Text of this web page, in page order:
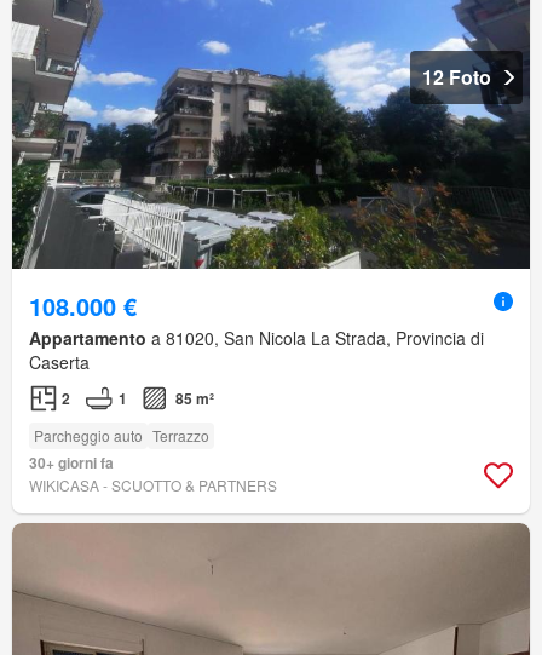
12 Foto
108.000 €
Appartamento a 81020, San Nicola La Strada, Provincia di
Caserta
2 1 85 m²
Parcheggio auto Terrazzo
30+ giorni fa
WIKICASA - SCUOTTO & PARTNERS